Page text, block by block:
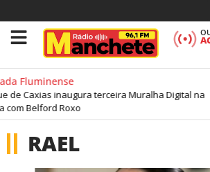
Fluminense
de Caxias inaugura terceira Muralha Digital na
com Belford Roxo
RAEL